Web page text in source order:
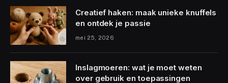
Creatief haken: maak unieke knuffels
en ontdek je passie
mei 25, 2026
Inslagmoeren: wat je moet weten
over gebruik en toepassingen